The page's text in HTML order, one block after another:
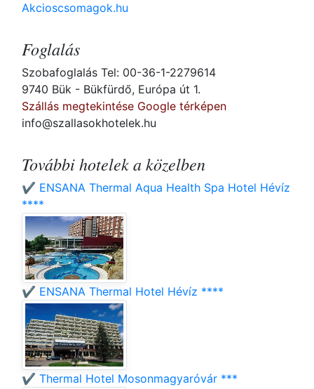
Akcioscsomagok.hu
Foglalás
Szobafoglalás Tel: 00-36-1-2279614
9740 Bük - Bükfürdő, Európa út 1.
Szállás megtekintése Google térképen
info@szallasokhotelek.hu
További hotelek a közelben
✔️ ENSANA Thermal Aqua Health Spa Hotel Hévíz
****
✔️ ENSANA Thermal Hotel Hévíz ****
✔️ Thermal Hotel Mosonmagyaróvár ***